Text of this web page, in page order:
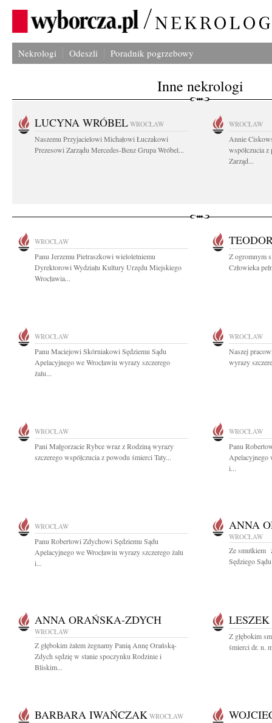
Nekrologi Odeszli Poradnik pogrzebowy
Inne nekrologi
LUCYNA WRÓBEL WROCŁAW
Naszemu Przyjacielowi Michałowi Łuczakowi
Prezesowi Zarządu Mercedes-Benz Grupa Wróbel...
WROCŁAW
Annie
współczucia
Zarząd...
WROCŁAW
Panu Jerzemu Pietraszkowi wieloletniemu
Dyrektorowi Wydziału Kultury Urzędu Miejskiego
Wrocławia...
Z ogromnym
Człowieka
WROCŁAW
Panu Maciejowi Skórniakowi Sędziemu Sądu
Apelacyjnego we Wrocławiu wyrazy szczerego
żalu...
WROCŁAW
Naszej
wyrazy
WROCŁAW
Pani Małgorzacie Rybce wraz z Rodziną wyrazy
szczerego współczucia z powodu śmierci Taty...
WROCŁAW
Panu
Apelacyjnego
i...
WROCŁAW
Panu Robertowi Zdychowi Sędziemu Sądu
Apelacyjnego we Wrocławiu wyrazy szczerego żalu
i...
ANNA
WROCŁAW
Ze smutkiem
Sędziego
ANNA ORAŃSKA-ZDYCH
WROCŁAW
Z głębokim żalem żegnamy Panią Annę Orańską-
Zdych sędzię w stanie spoczynku Rodzinie i
Bliskim...
Z głębokim
śmierci dr. n.
BARBARA IWAŃCZAK WROCŁAW